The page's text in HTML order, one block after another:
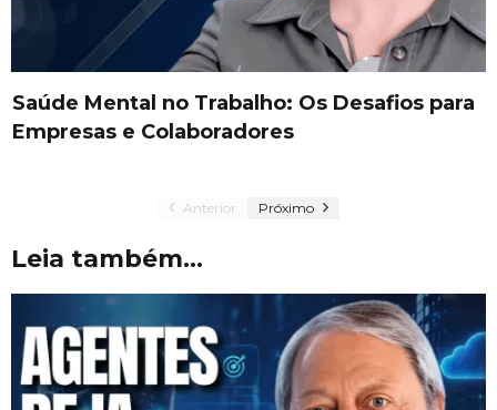
Saúde Mental no Trabalho: Os Desafios para
Empresas e Colaboradores
Anterior Próximo
Leia também...